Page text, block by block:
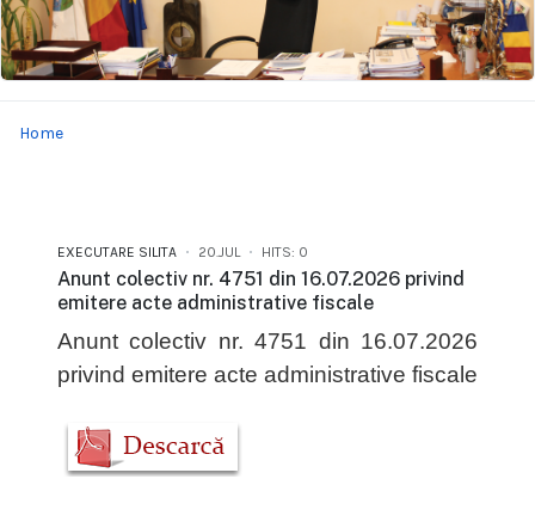
Home
EXECUTARE SILITA 20.JUL HITS: 0
Anunt colectiv nr. 4751 din 16.07.2026 privind
emitere acte administrative fiscale
Anunt colectiv nr. 4751 din 16.07.2026
privind emitere acte administrative fiscale